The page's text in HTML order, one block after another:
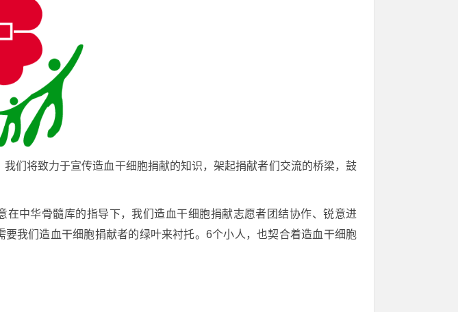
们将致力于宣传造血干细胞捐献的知识，架起捐献者们交流的桥梁，鼓
中华骨髓库的指导下，我们造血干细胞捐献志愿者团结协作、锐意进
我们造血干细胞捐献者的绿叶来衬托。6个小人，也契合着造血干细胞